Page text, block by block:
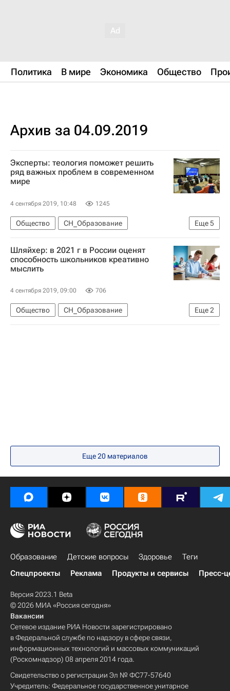
Политика В мире Экономика Общество
Архив за 04.09.2019
Эксперты: теология поможет решить
ряд важных проблем в современном
мире
4 сентября 2019, 10:48 1245
Еще5
Общество
СН_Образование
Социальный навигатор
Национальный исследовательский ядерный университет "МИФИ"
Московский педагогический государственный университет
РГПУ им. А.И. Герцена
Религия
Шляйхер: в 2021 г в России оценят
способность школьников креативно
мыслить
4 сентября 2019, 09:00 706
Еще2
Общество
СН_Образование
Андреас Шляйхер
Социальный навигатор
Еще 20 материалов
Образование Детские вопросы Здоровье
Теги
Спецпроекты
Реклама Продукты и сервисы Пресс-
Версия 2023.1 Beta
© 2026 МИА «Россия сегодня»
Вакансии
Сетевое издание РИА Новости зарегистрировано
в Федеральной службе по надзору в сфере связи,
информационных технологий и массовых коммуникаций
(Роскомнадзор) 08 апреля 2014 года.
Свидетельство о регистрации Эл № ФС77-57640
Учредитель: Федеральное государственное унитарное